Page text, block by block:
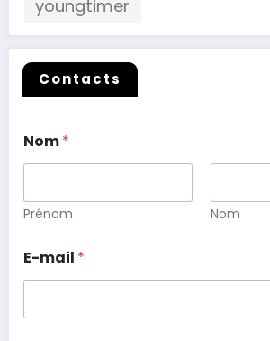
youngtimer
Contacts
Nom*
Prénom Nom
E-mail *